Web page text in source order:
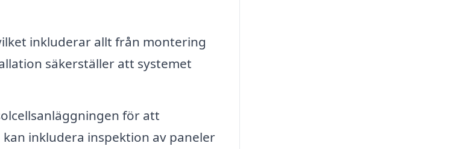
inkluderar allt från montering
säkerställer att systemet
för att
inkludera inspektion av paneler